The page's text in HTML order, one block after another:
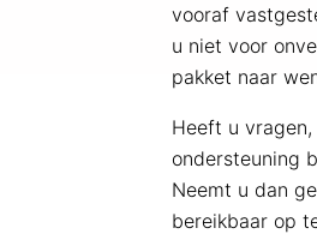
vooraf
u niet voor
pakket naar
Heeft u
ondersteuning
Neemt u dan
bereikbaar op